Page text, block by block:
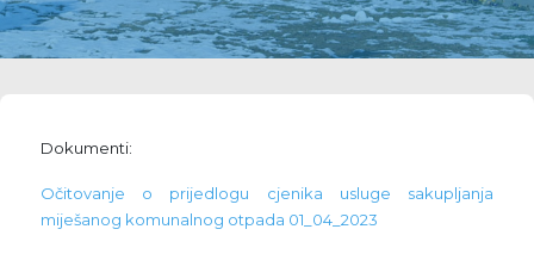
Dokumenti:
Očitovanje o prijedlogu cjenika usluge sakupljanja
miješanog komunalnog otpada 01_04_2023